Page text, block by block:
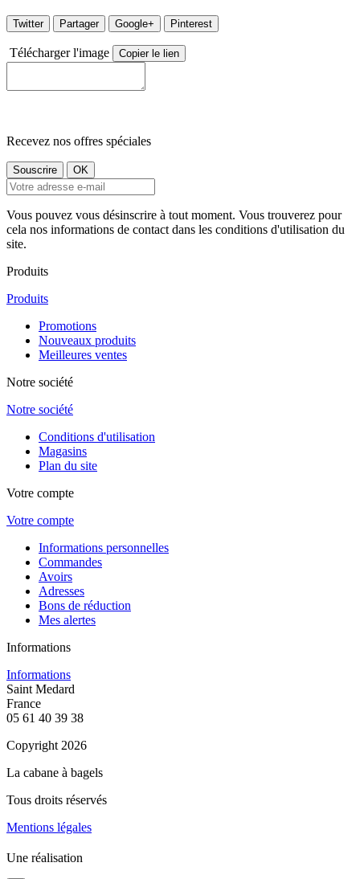
Twitter Partager Google+ Pinterest
Télécharger l'image Copier le lien
Recevez nos offres spéciales
Vous pouvez vous désinscrire à tout moment. Vous trouverez pour
cela nos informations de contact dans les conditions d'utilisation du
site.
Produits
Produits
Promotions
Nouveaux produits
Meilleures ventes
Notre société
Notre société
Conditions d'utilisation
Magasins
Plan du site
Votre compte
Votre compte
Informations personnelles
Commandes
Avoirs
Adresses
Bons de réduction
Mes alertes
Informations
Informations
Saint Medard
France
05 61 40 39 38
Copyright 2026
La cabane à bagels
Tous droits réservés
Mentions légales
Une réalisation